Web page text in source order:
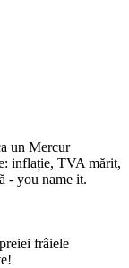
un Mercur
inflație, TVA mărit,
- you name it.
frâiele